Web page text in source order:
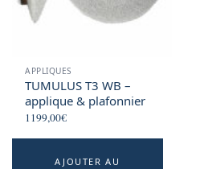
APPLIQUES
TUMULUS T3 WB –
applique & plafonnier
1199,00€
AJOUTER AU